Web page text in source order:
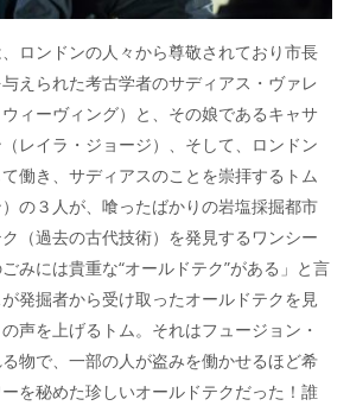
ロンドンの人々から尊敬されており市長
えられた考古学者のサディアス・ヴァレ
ィーヴィング）と、その娘であるキャサ
レイラ・ジョージ）、そして、ロンドン
働き、サディアスのことを崇拝するトム
）の３人が、喰ったばかりの岩塩採掘都市
（過去の古代技術）を発見するワンシー
みには貴重な“オールドテク”がある」と言
発掘者から受け取ったオールドテクを見
声を上げるトム。それはフュージョン・
物で、一部の人が盗みを働かせるほど希
を秘めた珍しいオールドテクだった！誰